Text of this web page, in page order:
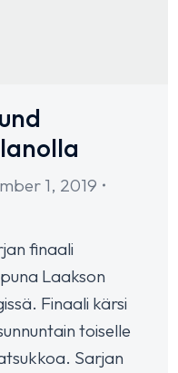
1, 2019
finaali
Laakson
Finaali kärsi
toiselle
Sarjan